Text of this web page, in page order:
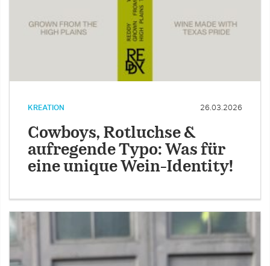
KREATION 26.03.2026
Cowboys, Rotluchse &
aufregende Typo: Was für
eine unique Wein-Identity!